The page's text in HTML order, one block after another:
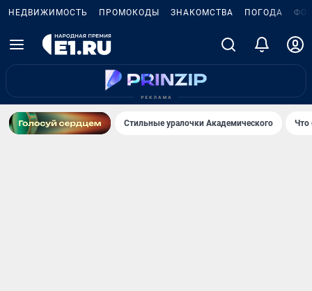
НЕДВИЖИМОСТЬ ПРОМОКОДЫ ЗНАКОМСТВА ПОГОДА
Стильные уралочки Академического Что